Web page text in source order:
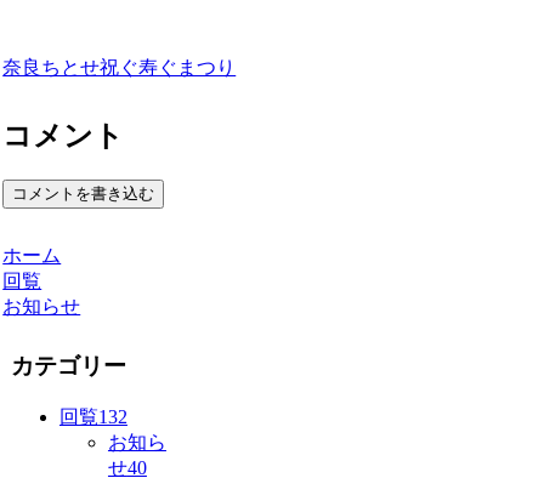
奈良ちとせ祝ぐ寿ぐまつり
コメント
コメントを書き込む
ホーム
回覧
お知らせ
カテゴリー
回覧132
お知ら
せ40